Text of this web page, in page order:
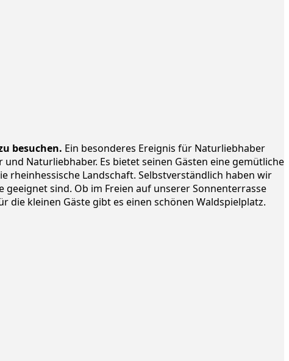
besuchen. Ein besonderes Ereignis für Naturliebhaber
Naturliebhaber. Es bietet seinen Gästen eine gemütliche
rheinhessische Landschaft. Selbstverständlich haben wir
sind. Ob im Freien auf unserer Sonnenterrasse
die kleinen Gäste gibt es einen schönen Waldspielplatz.